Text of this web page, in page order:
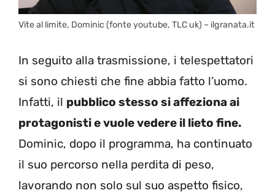
Vite al limite, Dominic (fonte youtube, TLC uk) – ilgranata.it
In seguito alla trasmissione, i telespettatori
si sono chiesti che fine abbia fatto l’uomo.
Infatti, il pubblico stesso si affeziona ai
protagonisti e vuole vedere il lieto fine.
Dominic, dopo il programma, ha continuato
il suo percorso nella perdita di peso,
lavorando non solo sul suo aspetto fisico,